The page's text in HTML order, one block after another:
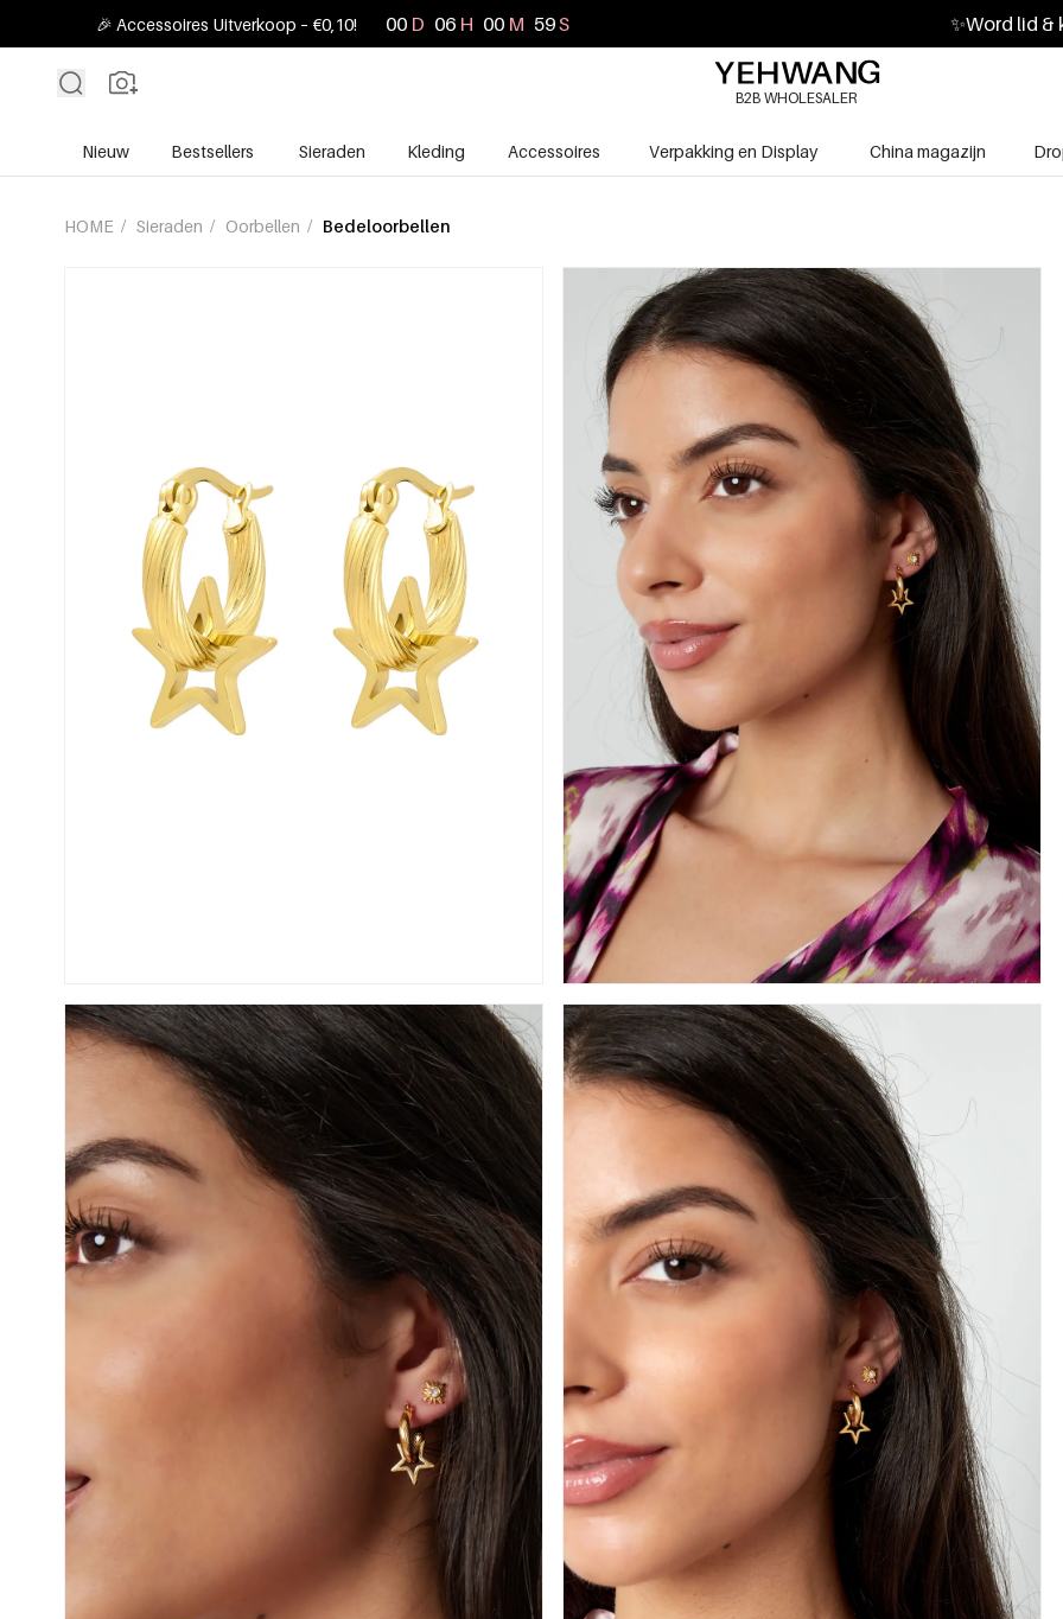
🎉 Accessoires Uitverkoop – €0,10! 00 D 06 H 00 M 57S ✨Word lid &
B2B WHOLESALER
Nieuw Bestsellers Sieraden Kleding Accessoires Verpakking en Display China magazijn
HOME / Sieraden / Oorbellen / Bedeloorbellen